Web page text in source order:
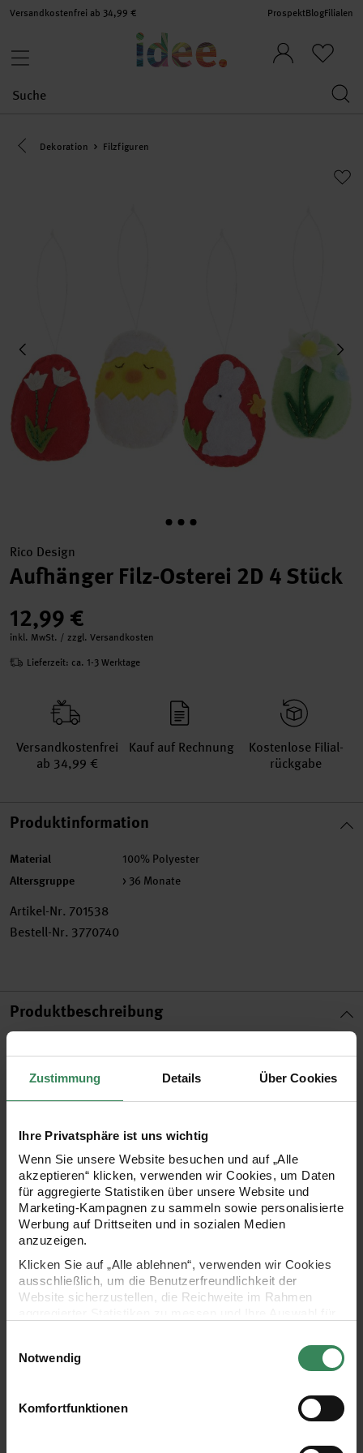
Zustimmung Details Über Cookies
Ihre Privatsphäre ist uns wichtig
Wenn Sie unsere Website besuchen und auf „Alle
akzeptieren“ klicken, verwenden wir Cookies, um Daten
für aggregierte Statistiken über unsere Website und
Marketing-Kampagnen zu sammeln sowie personalisierte
Werbung auf Drittseiten und in sozialen Medien
anzuzeigen.
Klicken Sie auf „Alle ablehnen“, verwenden wir Cookies
ausschließlich, um die Benutzerfreundlichkeit der
Website sicherzustellen, die Reichweite im Rahmen
Ihre Einwilligung ist freiwillig und kann jederzeit über den
Link „Cookie-Einstellungen“ im Fußbereich der Seite
verwendeten Technologien und den Empfängern der
Daten finden Sie in unserer Datenschutzerklärung.
Notwendig
Komfortfunktionen
Versandkostenfrei ab 34,99 € ProspektBlogFilialen
Eine Kategorie zurück navigieren
Dekoration Filzfiguren
Rico Design
Aufhänger Filz-Osterei 2D 4 Stück
12,99 €
inkl. MwSt. / zzgl. Versandkosten
Lieferzeit: ca. 1-3 Werktage
Versand­kosten­frei
ab 34,99 €
Kauf auf Rechnung
Kosten­lose Filial­
rückgabe
Produktinformation
Material 100% Polyester
Altersgruppe > 36 Monate
Artikel-Nr. 701538
Bestell-Nr. 3770740
Produktbeschreibung
Frühlings- und Osterdekorationen eine fröhliche, verspielte
Note. Die flachen Anhänger aus 100 % Polyesterfilz zeigen
lassen sich an Zweigen, Fenstern oder Geschenken
befestigen und ergänzen saisonale Arrangements um
dekorative Akzente.
- Motiv: Ostereier
- ideal zum Dekorieren von Ostersträußen oder Geschenken